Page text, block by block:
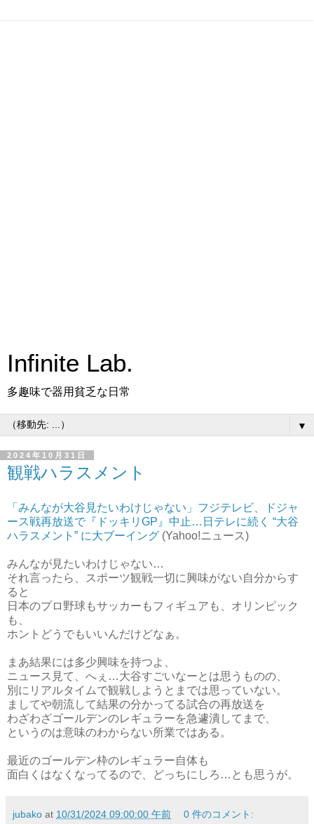
Infinite Lab.
多趣味で器用貧乏な日常
▼
2024年10月31日
観戦ハラスメント
「みんなが大谷見たいわけじゃない」フジテレビ、ドジャ
ース戦再放送で『ドッキリGP』中止…日テレに続く “大谷
ハラスメント” に大ブーイング (Yahoo!ニュース)
みんなが見たいわけじゃない…
それ言ったら、スポーツ観戦一切に興味がない自分からす
ると
日本のプロ野球もサッカーもフィギュアも、オリンピック
も、
ホントどうでもいいんだけどなぁ。
まあ結果には多少興味を持つよ、
ニュース見て、へぇ…大谷すごいなーとは思うものの、
別にリアルタイムで観戦しようとまでは思っていない。
ましてや朝流して結果の分かってる試合の再放送を
わざわざゴールデンのレギュラーを急遽潰してまで、
というのは意味のわからない所業ではある。
最近のゴールデン枠のレギュラー自体も
面白くはなくなってるので、どっちにしろ…とも思うが。
jubako at 10/31/2024 09:00:00 午前 0 件のコメント: